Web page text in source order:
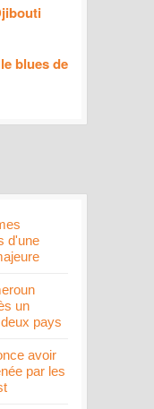
blues de
d'une
un
pays
avoir
par les